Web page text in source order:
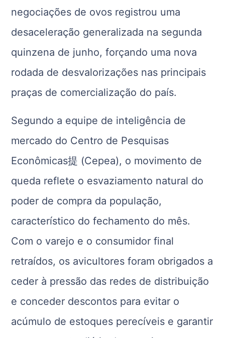
negociações de ovos registrou uma
desaceleração generalizada na segunda
quinzena de junho, forçando uma nova
rodada de desvalorizações nas principais
praças de comercialização do país.
Segundo a equipe de inteligência de
mercado do Centro de Pesquisas
Econômicas提 (Cepea), o movimento de
queda reflete o esvaziamento natural do
poder de compra da população,
característico do fechamento do mês.
Com o varejo e o consumidor final
retraídos, os avicultores foram obrigados a
ceder à pressão das redes de distribuição
e conceder descontos para evitar o
acúmulo de estoques perecíveis e garantir